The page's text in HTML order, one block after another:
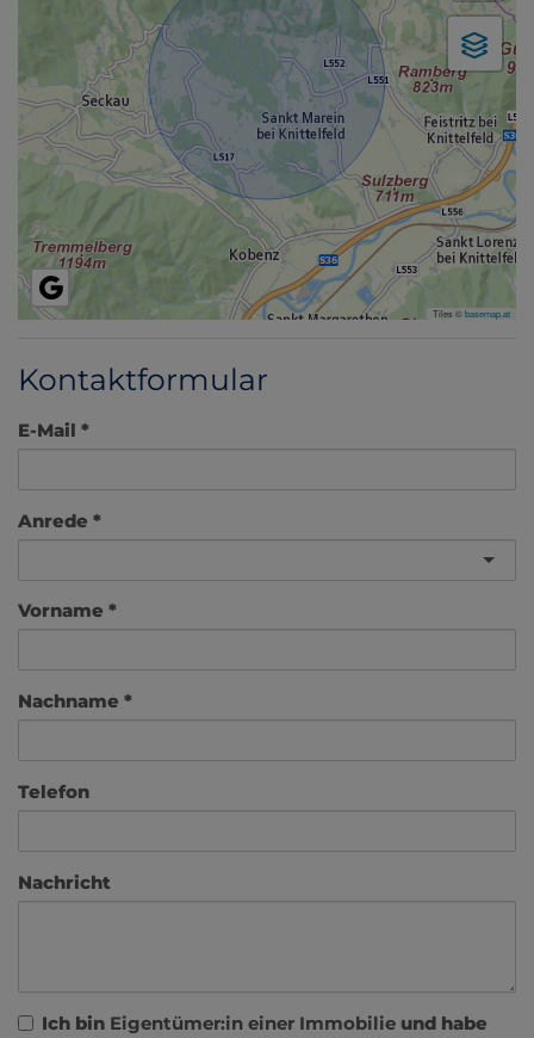
Tiles ©basemap.at
Kontaktformular
E-Mail
Anrede
Vorname
Nachname
Telefon
Nachricht
Ich bin Eigentümer:in einer Immobilie und habe